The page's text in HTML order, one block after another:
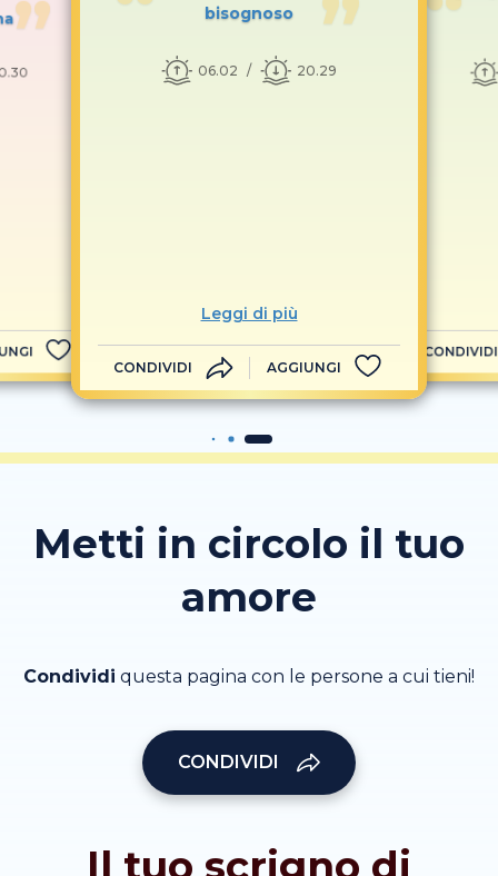
bisognoso
06.02 20.29
Leggi di più
CONDIVIDI AGGIUNGI
CONDIVIDI
Metti in circolo il tuo
amore
Condividi questa pagina con le persone a cui tieni!
CONDIVIDI
Il tuo scrigno di